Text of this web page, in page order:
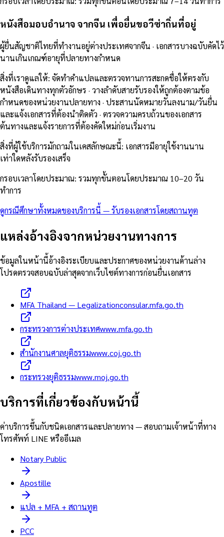
หนังสือมอบอำนาจ จากจีน เพื่อยื่นขอวีซ่าถิ่นที่อยู่
ผู้ยื่นสัญชาติไทยที่ทำงานอยู่ต่างประเทศจากจีน · เอกสารบางฉบับคัดไว้
นานเกินเกณฑ์อายุที่ปลายทางกำหนด
สิ่งที่เราดูแลให้: จัดทำคำแปลและตรวจทานการสะกดชื่อให้ตรงกับ
หนังสือเดินทางทุกตัวอักษร · วางลำดับสายรับรองให้ถูกต้องตามข้อ
กำหนดของหน่วยงานปลายทาง · ประสานนัดหมายวันลงนาม/วันยื่น
และแจ้งเอกสารที่ต้องนำติดตัว · ตรวจความครบถ้วนของเอกสาร
ต้นทางและแจ้งรายการที่ต้องคัดใหม่ก่อนเริ่มงาน
สิ่งที่ผู้ใช้บริการมักถามในเคสลักษณะนี้: เอกสารมีอายุใช้งานนาน
เท่าใดหลังรับรองเสร็จ
กรอบเวลาโดยประมาณ: รวมทุกขั้นตอนโดยประมาณ 10–20 วัน
ทำการ
ดูกรณีศึกษาทั้งหมดของบริการนี้ —รับรองเอกสารโดยสถานทูต
แหล่งอ้างอิงจากหน่วยงานทางการ
ข้อมูลในหน้านี้อ้างอิงระเบียบและประกาศของหน่วยงานด้านล่าง
โปรดตรวจสอบฉบับล่าสุดจากเว็บไซต์ทางการก่อนยื่นเอกสาร
MFA Thailand — Legalizationconsular.mfa.go.th
กระทรวงการต่างประเทศwww.mfa.go.th
สำนักงานศาลยุติธรรมwww.coj.go.th
กระทรวงยุติธรรมwww.moj.go.th
บริการที่เกี่ยวข้องกับหน้านี้
ค่าบริการขึ้นกับชนิดเอกสารและปลายทาง — สอบถามเจ้าหน้าที่ทาง
โทรศัพท์ LINE หรืออีเมล
Notary Public
Apostille
แปล + MFA + สถานทูต
PCC